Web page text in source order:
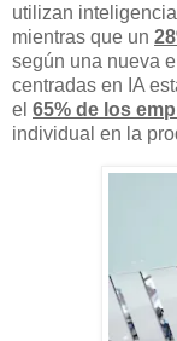
utilizan
mientras que un
según una nueva
centradas en IA
el 65% de los
individual en la